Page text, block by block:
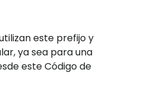
este prefijo y
ya sea para una
este Código de